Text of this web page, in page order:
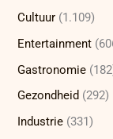
Cultuur (1.109)
Entertainment
Gastronomie
Gezondheid (292)
Industrie (331)